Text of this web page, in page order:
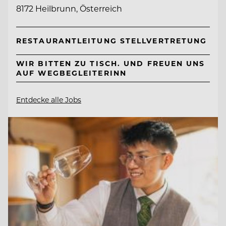
8172 Heilbrunn, Österreich
RESTAURANTLEITUNG STELLVERTRETUNG
WIR BITTEN ZU TISCH. UND FREUEN UNS
AUF WEGBEGLEITERINN
Entdecke alle Jobs